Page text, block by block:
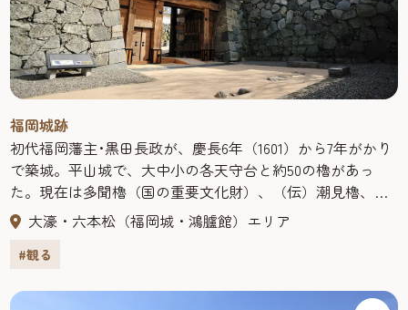
福岡城跡
初代福岡藩主･黒田長政が、慶長6年（1601）から7年がかり
で築城。平山城で、大中小の各天守台と約50の櫓があっ
た。現在は多聞櫓（国の重要文化財）、（伝）潮見櫓、下
之橋御門、潮見櫓などが保存され、大天守台は展望台に
なっている。堀には県指定天然記念物のツクシオオガヤツ
リが自生し、城内には万葉歌碑もある。国指定の史跡で、
大濠・六本松（福岡城・鴻臚館）エリア
#観る